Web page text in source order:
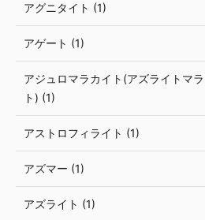
アグニタイト (1)
アゲート (1)
アジュロマラカイト(アズライトマ
ト) (1)
アストロフィライト (1)
アズマー (1)
アズライト (1)